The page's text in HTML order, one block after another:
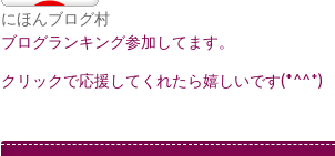
にほんブログ村
ブログランキング参加してます。
クリックで応援してくれたら嬉しいです(*^^*)